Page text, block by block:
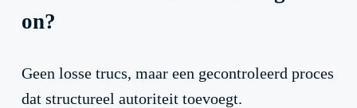
on?
Geen losse trucs, maar een gecontroleerd proces
dat structureel autoriteit toevoegt.